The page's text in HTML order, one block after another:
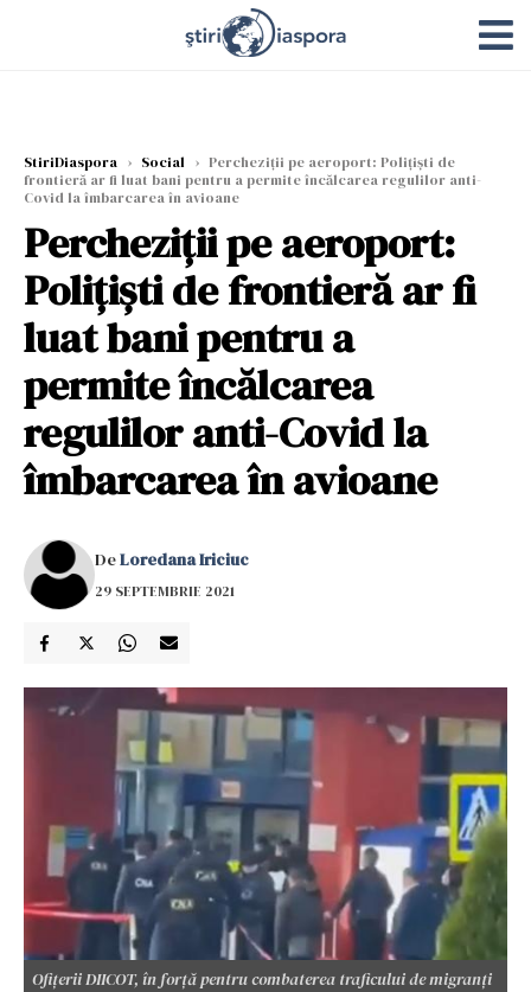
StiriDiaspora › Social › Percheziții pe aeroport: Polițiști de
frontieră ar fi luat bani pentru a permite încălcarea regulilor anti-
Covid la îmbarcarea în avioane
Percheziții pe aeroport:
Polițiști de frontieră ar fi
luat bani pentru a
permite încălcarea
regulilor anti-Covid la
îmbarcarea în avioane
DeLoredana Iriciuc
29 SEPTEMBRIE 2021
Ofițerii DIICOT, în forță pentru combaterea traficului de migranți